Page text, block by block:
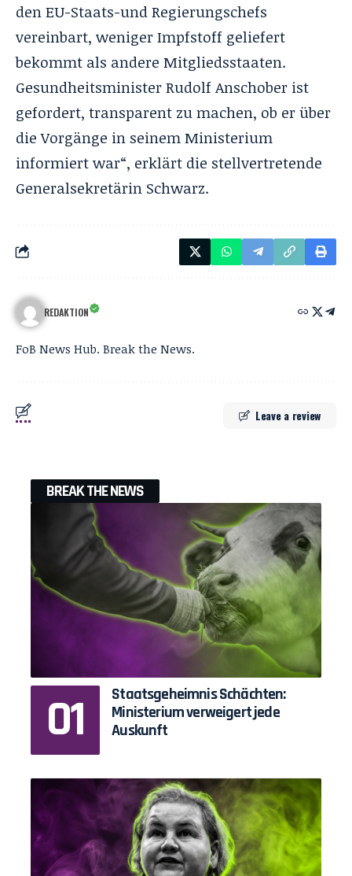
den EU-Staats-und Regierungschefs
vereinbart, wenigerImpfstoff geliefert
bekommt als andere Mitgliedsstaaten.
Gesundheitsminister Rudolf Anschober ist
gefordert, transparent zu machen, ob er über
die Vorgänge in seinem Ministerium
informiert war“, erklärt die stellvertretende
Generalsekretärin Schwarz.
REDAKTION
FoB News Hub. Break the News.
Leave a review
BREAK THE NEWS
Staatsgeheimnis Schächten:
Ministerium verweigert jede
Auskunft